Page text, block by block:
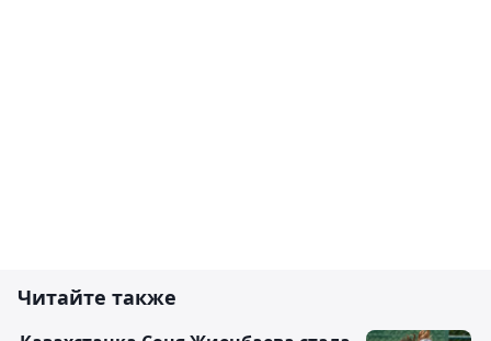
Читайте также